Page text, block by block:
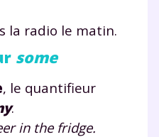
radio le matin.
some
, le quantifieur
.
in the fridge.